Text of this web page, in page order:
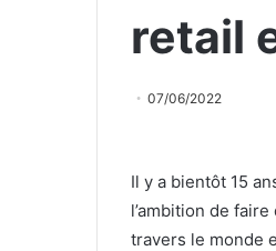
retail
07/06/2022
Il y a bientôt 15
l’ambition de
travers le monde